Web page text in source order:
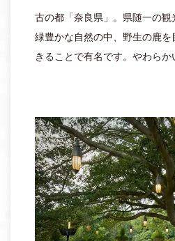
古の都「奈良県」。県随一の
緑豊かな自然の中、野生の鹿
きることで有名です。やわら
自分自身や時間を見つめ直した
ま。都会の喧騒から離れて、
の赴くままに過ごすことで、
ぐっと深まっているはず。普
ないような感動をくれる奈良
を満たして。